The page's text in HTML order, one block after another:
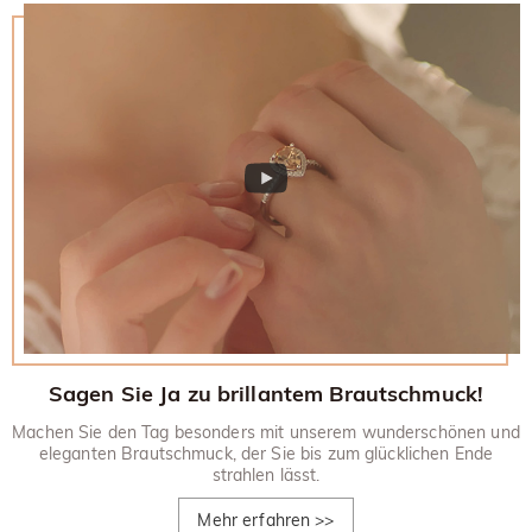
30-tägiges Rückgaberecht.
Sagen Sie Ja zu brillantem Brautschmuck!
Machen Sie den Tag besonders mit unserem wunderschönen und
eleganten Brautschmuck, der Sie bis zum glücklichen Ende
strahlen lässt.
Mehr erfahren >>